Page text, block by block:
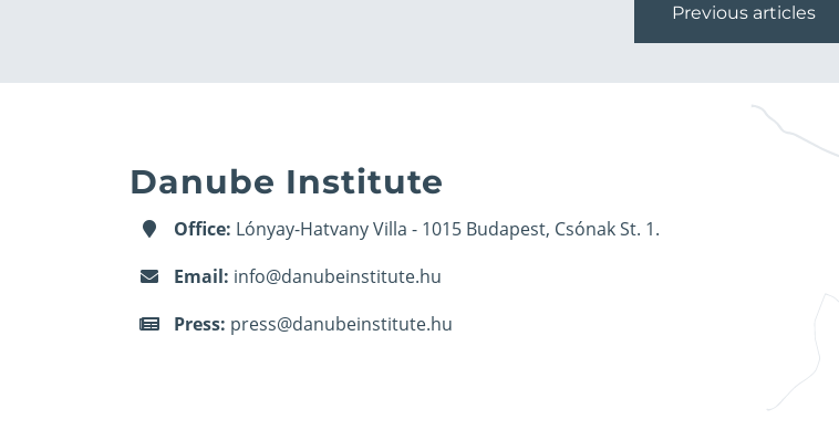
Previous articles
Danube Institute
Office: Lónyay-Hatvany Villa - 1015 Budapest, Csónak St. 1.
Email: info@danubeinstitute.hu
Press: press@danubeinstitute.hu